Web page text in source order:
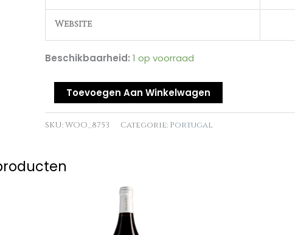
Website
Beschikbaarheid: 1 op voorraad
Toevoegen Aan Winkelwagen
SKU:WOO_8753 Categorie: Portugal